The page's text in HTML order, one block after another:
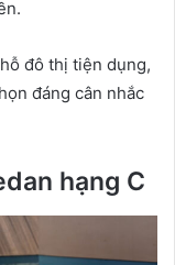
đô thị tiện dụng,
đáng cân nhắc
hạng C